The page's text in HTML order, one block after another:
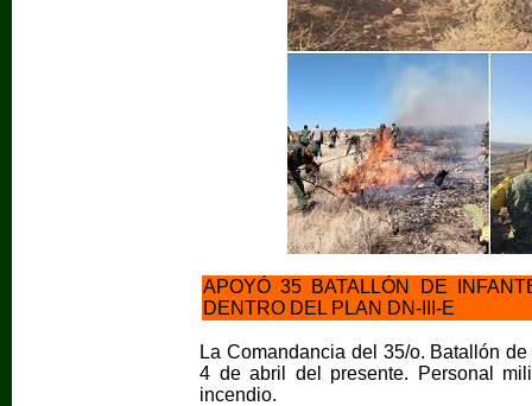
APOYÓ 35 BATALLÓN DE
DENTRO DEL PLAN DN-III-E
La Comandancia del 35/o. Batallón
4 de abril del presente. Personal
incendio.